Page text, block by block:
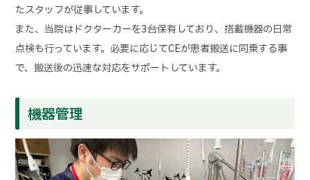
たスタッフが従事しています。
また、当院はドクターカーを3台保有しており、搭載機器の日常
点検も行っています。必要に応じてCEが患者搬送に同乗する事
で、搬送後の迅速な対応をサポートしています。
機器管理